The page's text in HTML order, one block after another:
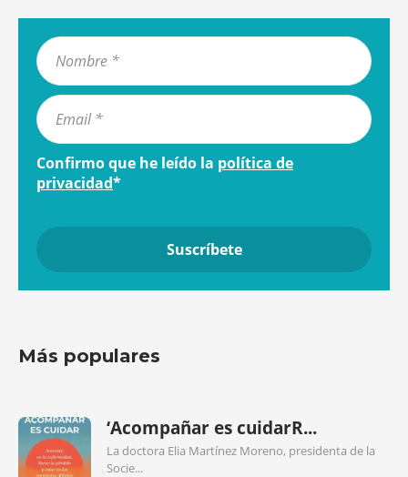
Confirmo que he leído la política de
privacidad*
Más populares
‘Acompañar es cuidarR...
La doctora Elia Martínez Moreno, presidenta de la
Socie...